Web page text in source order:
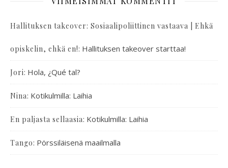
Hallituksen takeover: Sosiaalipoliittinen vastaava | Ehkä
opiskelin, ehkä en!: Hallituksen takeover starttaa!
Jori: Hola, ¿Qué tal?
Nina: Kotikulmilla: Laihia
En paljasta sellaasia: Kotikulmilla: Laihia
Tango: Pörssiläisenä maailmalla